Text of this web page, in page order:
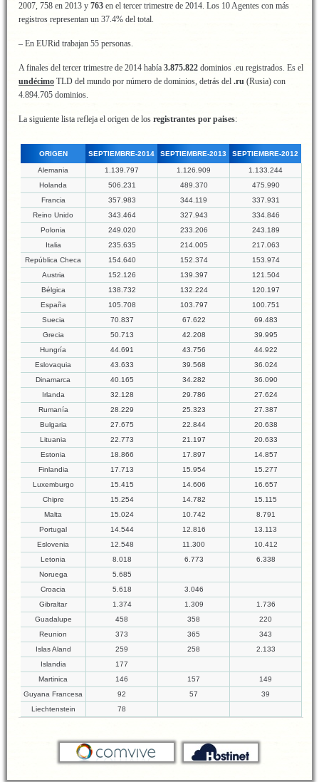
2007, 758 en 2013 y 763 en el tercer trimestre de 2014. Los 10 Agentes con más
registros representan un 37.4% del total.
– En EURid trabajan 55 personas.
A finales del tercer trimestre de 2014 había 3.875.822 dominios .eu registrados. Es el
undécimo TLD del mundo por número de dominios, detrás del .ru (Rusia) con
4.894.705 dominios.
La siguiente lista refleja el origen de los registrantes por paises:
ORIGEN SEPTIEMBRE-2014 SEPTIEMBRE-2013 SEPTIEMBRE-2012
Alemania 1.139.797 1.126.909
1.133.244
Holanda
506.231 489.370
475.990
Francia
357.983 344.119
337.931
Reino Unido
343.464 327.943
334.846
Polonia
249.020 233.206
243.189
Italia
235.635 214.005
217.063
República Checa
154.640 152.374
153.974
Austria
152.126 139.397
121.504
Bélgica
138.732 132.224
120.197
España
105.708 103.797
100.751
Suecia
70.837 67.622
69.483
Grecia
50.713 42.208
39.995
Hungría
44.691 43.756
44.922
Eslovaquia
43.633 39.568
36.024
Dinamarca
40.165 34.282
36.090
Irlanda
32.128 29.786
27.624
Rumanía
28.229 25.323
27.387
Bulgaria
27.675 22.844
20.638
Lituania
22.773 21.197
20.633
Estonia
18.866 17.897
14.857
Finlandia
17.713 15.954
15.277
Luxemburgo
15.415 14.606
16.657
Chipre
15.254 14.782
15.115
Malta
15.024 10.742
8.791
Portugal
14.544 12.816
13.113
Eslovenia
12.548 11.300
10.412
Letonia
8.018 6.773
6.338
Noruega
5.685
Croacia
5.618
3.046
Gibraltar
1.374 1.309
1.736
Guadalupe
458 358
220
Reunion
373 365
343
Islas Aland
259 258
2.133
Islandia
177
Martinica
146 157
149
Guyana Francesa
92 57
39
Liechtenstein
78